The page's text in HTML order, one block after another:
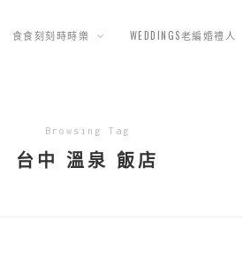
食食刻刻時時樂 WEDDINGS老編婚禮人
Browsing Tag
台中 溫泉 飯店